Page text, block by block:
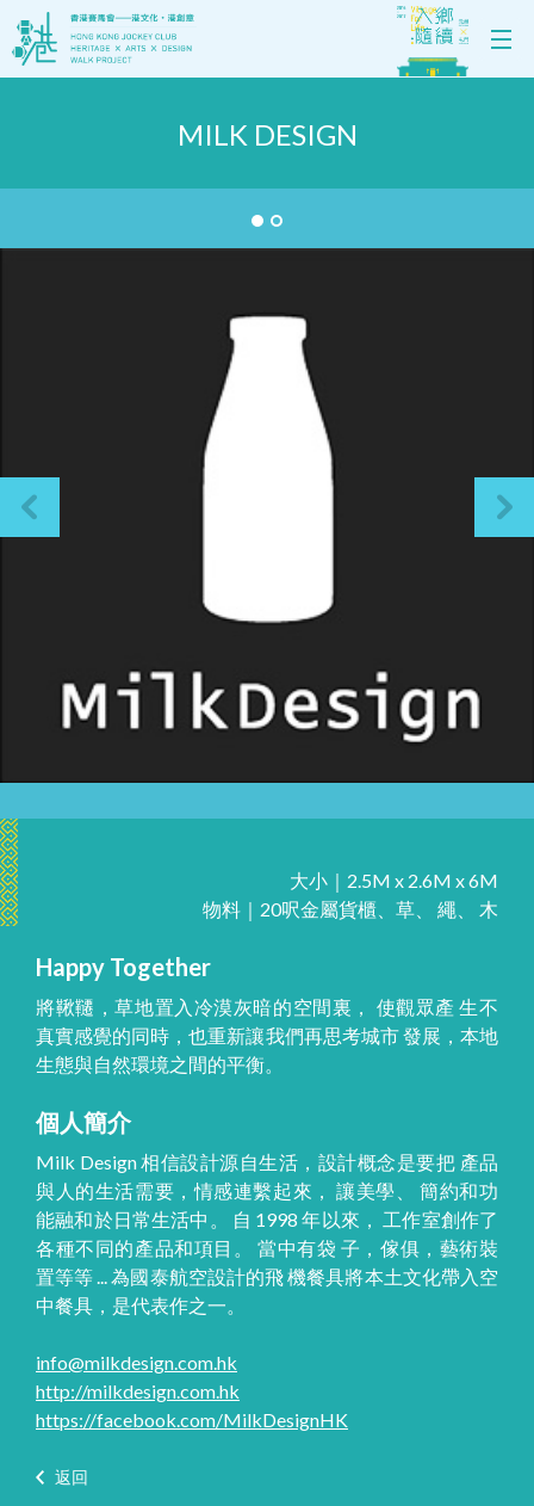
MILK DESIGN
大小｜2.5M x 2.6M x 6M
物料｜20呎金屬貨櫃、草、 繩、 木
Happy Together
將鞦韆，草地置入冷漠灰暗的空間裏， 使觀眾產 生不
真實感覺的同時，也重新讓我們再思考城市 發展，本地
生態與自然環境之間的平衡。
個人簡介
Milk Design 相信設計源自生活，設計概念是要把 產品
與人的生活需要，情感連繫起來， 讓美學、 簡約和功
能融和於日常生活中。 自 1998 年以來， 工作室創作了
各種不同的產品和項目。 當中有袋 子，傢俱，藝術裝
置等等 ... 為國泰航空設計的飛 機餐具將本土文化帶入空
中餐具，是代表作之一。
info@milkdesign.com.hk
http://milkdesign.com.hk
https://facebook.com/MilkDesignHK
返回